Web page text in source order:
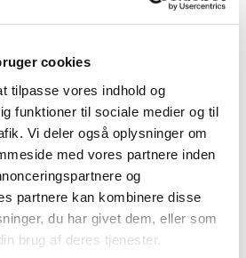
cookies
tilpasse vores indhold og
funktioner til sociale medier og til
Vi deler også oplysninger om
med vores partnere inden
og
partnere kan kombinere disse
du har givet dem, eller som
brug af deres tjenester.
the Danish Medicines Agency,
has reassessed the…